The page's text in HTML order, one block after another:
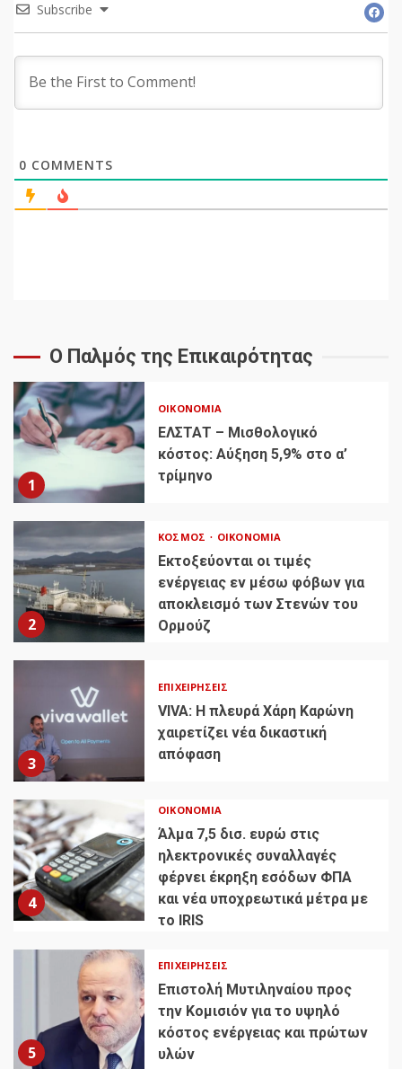
Subscribe
0 COMMENTS
Ο Παλμός της Επικαιρότητας
1
ΟΙΚΟΝΟΜΊΑ
ΕΛΣΤΑΤ – Μισθολογικό
κόστος: Αύξηση 5,9% στο α’
τρίμηνο
2
ΚΌΣΜΟΣ ΟΙΚΟΝΟΜΊΑ
Εκτοξεύονται οι τιμές
ενέργειας εν μέσω φόβων για
αποκλεισμό των Στενών του
Ορμούζ
3
ΕΠΙΧΕΙΡΉΣΕΙΣ
VIVA: Η πλευρά Χάρη Καρώνη
χαιρετίζει νέα δικαστική
απόφαση
4
ΟΙΚΟΝΟΜΊΑ
Άλμα 7,5 δισ. ευρώ στις
ηλεκτρονικές συναλλαγές
φέρνει έκρηξη εσόδων ΦΠΑ
και νέα υποχρεωτικά μέτρα με
το IRIS
5
ΕΠΙΧΕΙΡΉΣΕΙΣ
Επιστολή Μυτιληναίου προς
την Κομισιόν για το υψηλό
κόστος ενέργειας και πρώτων
υλών